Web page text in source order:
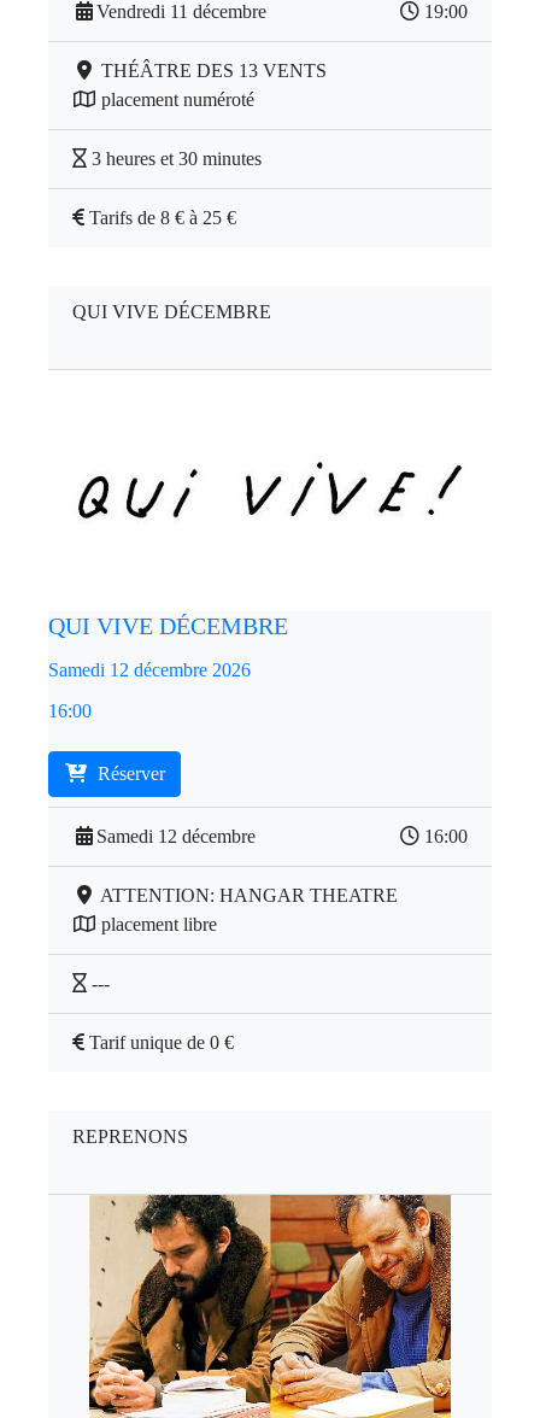
Vendredi 11 décembre 19:00
THÉÂTRE DES 13 VENTS
placement numéroté
3 heures et 30 minutes
Tarifs de 8 € à 25 €
QUI VIVE DÉCEMBRE
QUI VIVE DÉCEMBRE
Samedi 12 décembre 2026
16:00
Réserver
Samedi 12 décembre 16:00
ATTENTION: HANGAR THEATRE
placement libre
---
Tarif unique de 0 €
REPRENONS